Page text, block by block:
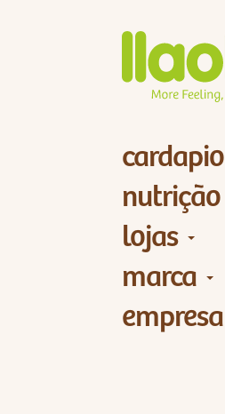
cardapio
nutrição
lojas
marca
empresa